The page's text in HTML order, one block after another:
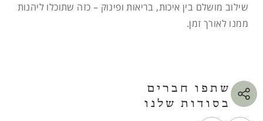
שילוב מושלם בין איכות, בריאות ופינוק – כזה שתוכלו ליהנות
ממנו לאורך זמן.
שתפו חברים
בסודות שלנו